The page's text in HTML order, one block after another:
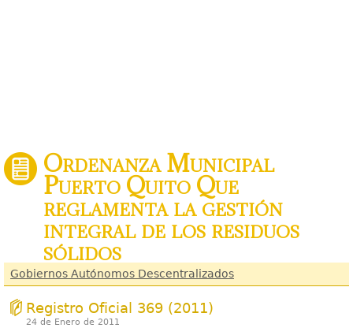
Ordenanza Municipal
Puerto Quito Que
reglamenta la gestión
integral de los residuos
sólidos
Gobiernos Autónomos Descentralizados
Registro Oficial 369 (2011)
24 de Enero de 2011